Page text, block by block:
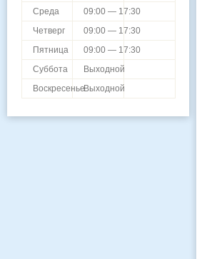
Среда
09:00 — 17:30
Четверг
09:00 — 17:30
Пятница
09:00 — 17:30
Суббота
Выходной
ВоскресеньеВыходной